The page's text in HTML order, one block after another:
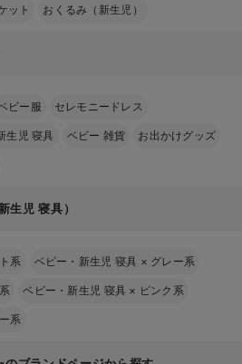
ット おくるみ（新生児）
ビー服 セレモニードレス
生児 寝具 ベビー 雑貨 お出かけグッズ
生児 寝具）
系 ベビー・新生児 寝具 × グレー系
ベビー・新生児 寝具 × ピンク系
系